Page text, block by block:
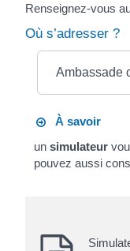
Renseignez-vous
Où s’adresser ?
Ambassade
À savoir
unsimulateur
pouvez aussi